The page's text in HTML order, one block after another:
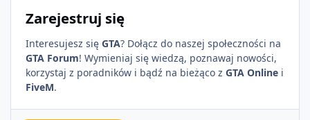
Zarejestruj się
Interesujesz się GTA? Dołącz do naszej społeczności na
GTA Forum! Wymieniaj się wiedzą, poznawaj nowości,
korzystaj z poradników i bądź na bieżąco z GTA Online i
FiveM.